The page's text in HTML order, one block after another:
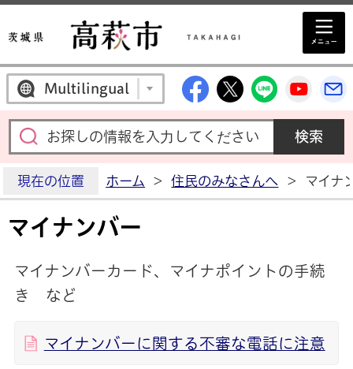
Multilingual 高萩市公式
高萩市公式X
高萩市
高
現在の位置 ホーム > 住民のみなさんへ > マイナ
マイナンバー
マイナンバーカード、マイナポイントの手続
き など
マイナンバーに関する不審な電話に注意